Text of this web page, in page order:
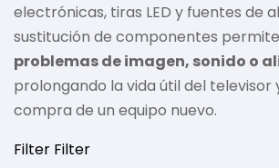
electrónicas, tiras LED y fuentes de
sustitución de componentes permite
problemas de imagen, sonido o
prolongando la vida útil del televisor
compra de un equipo nuevo.
Filter Filter